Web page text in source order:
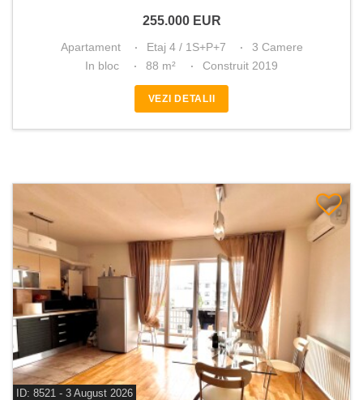
255.000 EUR
Apartament Etaj 4 / 1S+P+7
3 Camere
In bloc
88 m² Construit 2019
VEZI DETALII
ID: 8521 - 3 August 2026